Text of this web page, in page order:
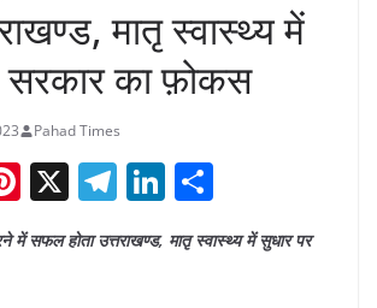
मातृ स्वास्थ्य में
सरकार का फ़ोकस
Pahad Times
Pi
nt
er
X T
e
Li
k ar
में सफल होता उत्तराखण्ड, मातृ स्वास्थ्य में सुधार पर